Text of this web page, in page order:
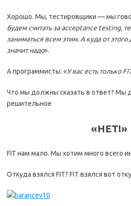
Хорошо. Мы, тестировщики — мы
будем считать за acceptance testing,
заниматься всем этим. А куда от
значит надо».
А программисты: «У вас есть только
Что мы должны сказать в ответ? Мы
решительное
«НЕТ!»
FIT нам мало. Мы хотим много всего
Откуда взялся FIT? FIT взялся вот